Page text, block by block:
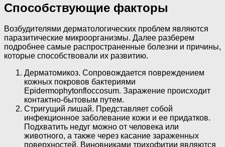
Способствующие факторы
Возбудителями дерматологических проблем являются
паразитические микроорганизмы. Далее разберем
подробнее самые распространенные болезни и причины,
которые способствовали их развитию.
Дерматомикоз. Сопровождается повреждением
кожных покровов бактериями
Epidermophytonfloccosum. Заражение происходит
контактно-бытовым путем.
Стригущий лишай. Представляет собой
инфекционное заболевание кожи и ее придатков.
Подхватить недуг можно от человека или
животного, а также через касание зараженных
поверхностей. Виновниками трихофитии являются